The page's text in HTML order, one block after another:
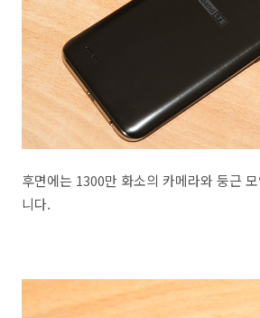
후면에는 1300만 화소의 카메라와 둥근
니다.